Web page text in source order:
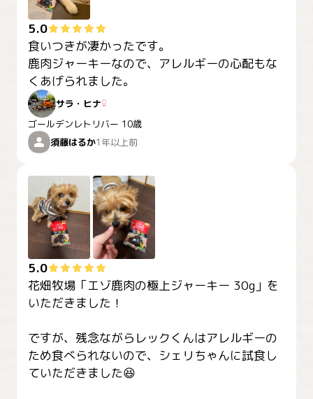
5.0
食いつきが凄かったです。
鹿肉ジャーキーなので、アレルギーの心配もな
くあげられました。
サラ・ヒナ♀
ゴールデンレトリバー 10歳
須藤はるか1年以上前
5.0
花畑牧場「エゾ鹿肉の極上ジャーキー 30g」を
いただきました！
ですが、残念ながらレックくんはアレルギーの
ため食べられないので、シェリちゃんに試食し
ていただきました😆